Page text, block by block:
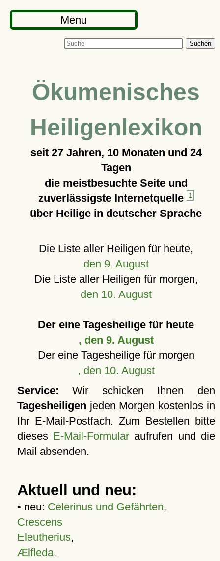
Menu
Suchen
Ökumenisches
Heiligenlexikon
seit 27 Jahren, 10 Monaten und 24
Tagen
die meistbesuchte Seite und
zuverlässigste Internetquelle
1
über Heilige in deutscher Sprache
Die Liste aller Heiligen für heute,
den 9. August
Die Liste aller Heiligen für morgen,
den 10. August
Der eine Tagesheilige für heute
, den 9. August
Der eine Tagesheilige für morgen
, den 10. August
Service: Wir schicken Ihnen den
Tagesheiligen jeden Morgen kostenlos in
Ihr E-Mail-Postfach. Zum Bestellen bitte
dieses E-Mail-Formular aufrufen und die
Mail absenden.
Aktuell und neu:
• neu: Celerinus und Gefährten,
Crescens
Eleutherius,
Ælfleda,